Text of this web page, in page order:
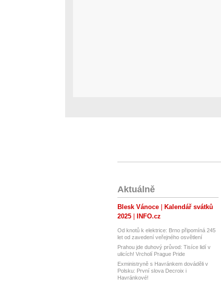
Aktuálně
Blesk Vánoce
Kalendář svátků
2025
INFO.cz
Od knotů k elektrice: Brno připomíná 245
let od zavedení veřejného osvětlení
Prahou jde duhový průvod: Tisíce lidí v
ulicích! Vrcholí Prague Pride
Exministryně s Havránkem dováděli v
Polsku: První slova Decroix i
Havránkové!